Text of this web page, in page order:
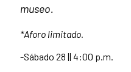
museo.
*Aforo limitado.
-Sábado 28 || 4:00 p.m.